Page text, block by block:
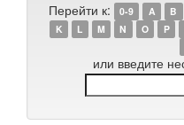
Перейти к: 0-9 A B
K
L M N O P
или введите